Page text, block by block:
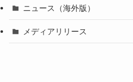
ニュース（海外版）
メディアリリース